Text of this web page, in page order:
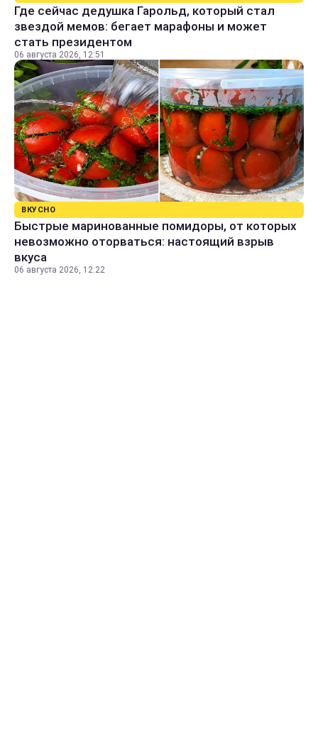
Где сейчас дедушка Гарольд, который стал
звездой мемов: бегает марафоны и может
стать президентом
06 августа 2026, 12:51
ВКУСНО
Быстрые маринованные помидоры, от которых
невозможно оторваться: настоящий взрыв
вкуса
06 августа 2026, 12:22